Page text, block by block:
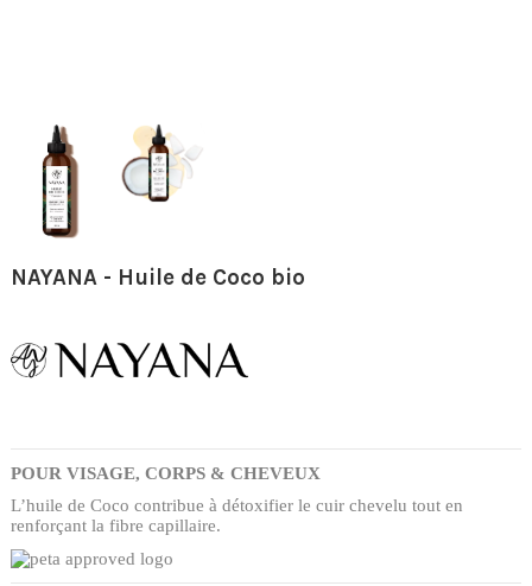
NAYANA - Huile de Coco bio
POUR VISAGE, CORPS & CHEVEUX
L’huile de Coco contribue à détoxifier le cuir chevelu tout en
renforçant la fibre capillaire.